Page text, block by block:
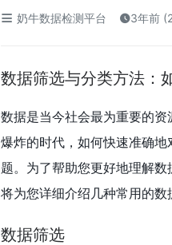
奶牛数据检测平台 3年前
数据筛选与分类方法：
数据是当今社会最为重要的
爆炸的时代，如何快速准确
题。为了帮助您更好地理解
将为您详细介绍几种常用的数
数据筛选